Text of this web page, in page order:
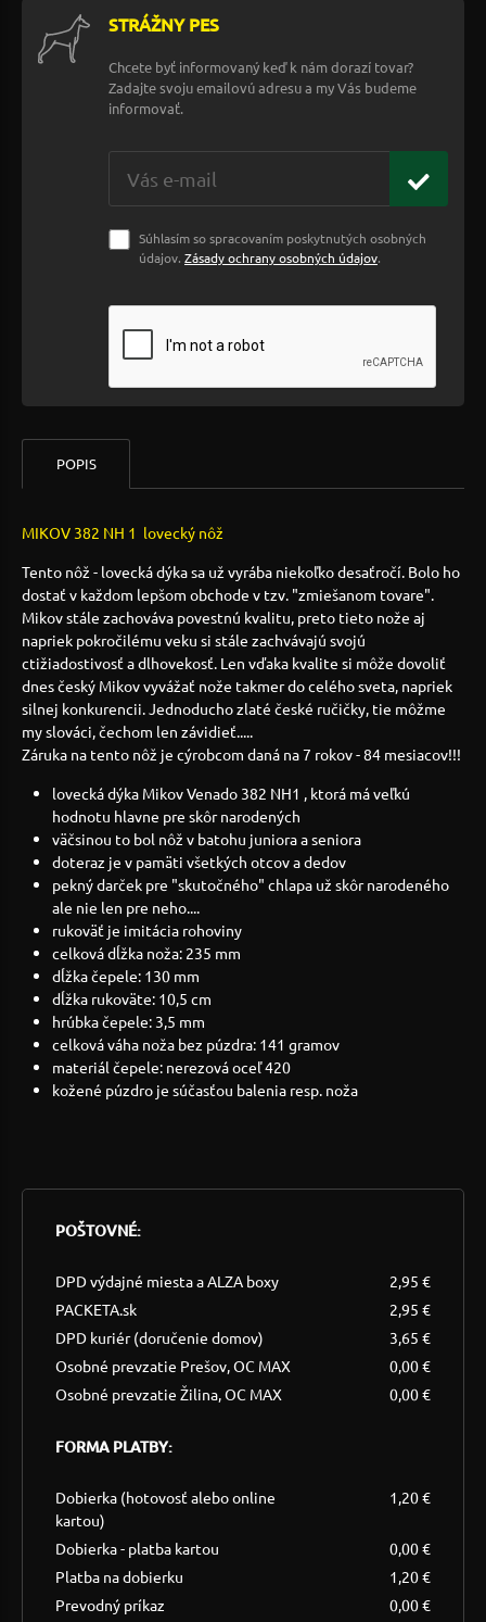
STRÁŽNY PES
Chcete byť informovaný keď k nám dorazí tovar?
Zadajte svoju emailovú adresu a my Vás budeme
informovať.
Súhlasím so spracovaním poskytnutých osobných
údajov. Zásady ochrany osobných údajov.
POPIS
MIKOV 382 NH 1 lovecký nôž
Tento nôž - lovecká dýka sa už vyrába niekoľko desaťročí. Bolo ho
dostať v každom lepšom obchode v tzv. "zmiešanom tovare".
Mikov stále zachováva povestnú kvalitu, preto tieto nože aj
napriek pokročilému veku si stále zachvávajú svojú
ctižiadostivosť a dlhovekosť. Len vďaka kvalite si môže dovoliť
dnes český Mikov vyvážať nože takmer do celého sveta, napriek
silnej konkurencii. Jednoducho zlaté české ručičky, tie môžme
my slováci, čechom len závidieť.....
Záruka na tento nôž je cýrobcom daná na 7 rokov - 84 mesiacov!!!
lovecká dýka Mikov Venado 382 NH1 , ktorá má veľkú
hodnotu hlavne pre skôr narodených
väčsinou to bol nôž v batohu juniora a seniora
doteraz je v pamäti všetkých otcov a dedov
pekný darček pre "skutočného" chlapa už skôr narodeného
ale nie len pre neho....
rukoväť je imitácia rohoviny
celková dĺžka noža: 235 mm
dĺžka čepele: 130 mm
dĺžka rukoväte: 10,5 cm
hrúbka čepele: 3,5 mm
celková váha noža bez púzdra: 141 gramov
materiál čepele: nerezová oceľ 420
kožené púzdro je súčasťou balenia resp. noža
POŠTOVNÉ:
DPD výdajné miesta a ALZA boxy
2,95 €
PACKETA.sk
2,95 €
DPD kuriér (doručenie domov)
3,65 €
Osobné prevzatie Prešov, OC MAX
0,00 €
Osobné prevzatie Žilina, OC MAX
0,00 €
FORMA PLATBY:
Dobierka (hotovosť alebo online
kartou)
1,20 €
Dobierka - platba kartou
0,00 €
Platba na dobierku
1,20 €
Prevodný príkaz
0,00 €